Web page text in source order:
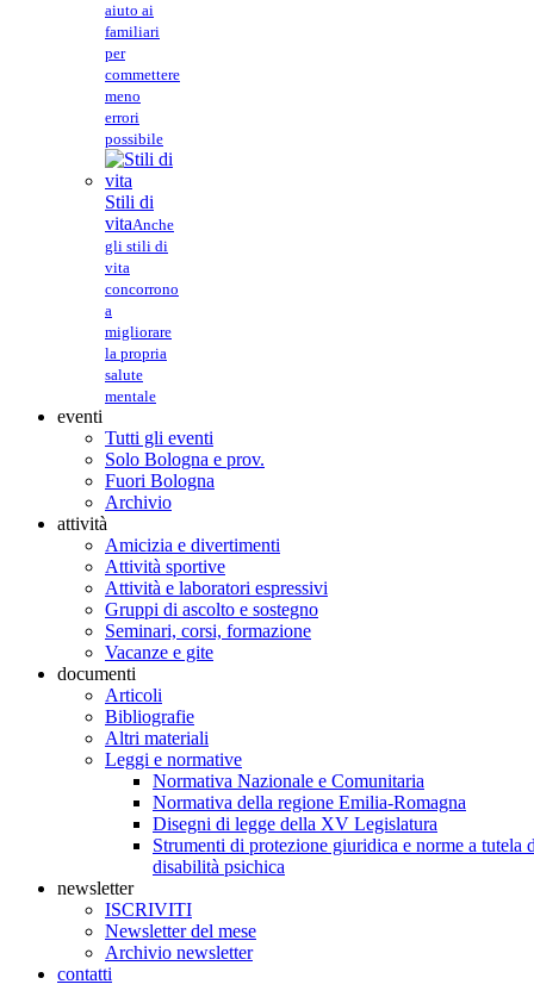
aiuto ai
familiari
per
commettere
meno
errori
possibile
Stili di
vitaAnche
gli stili di
vita
concorrono
a
migliorare
la propria
salute
mentale
eventi
Tutti gli eventi
Solo Bologna e prov.
Fuori Bologna
Archivio
attività
Amicizia e divertimenti
Attività sportive
Attività e laboratori espressivi
Gruppi di ascolto e sostegno
Seminari, corsi, formazione
Vacanze e gite
documenti
Articoli
Bibliografie
Altri materiali
Leggi e normative
Normativa Nazionale e Comunitaria
Normativa della regione Emilia-Romagna
Disegni di legge della XV Legislatura
Strumenti di protezione giuridica e norme a tutela
disabilità psichica
newsletter
ISCRIVITI
Newsletter del mese
Archivio newsletter
contatti